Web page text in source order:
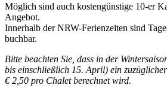
Möglich sind auch kostengünstige 10-er
Angebot.
Innerhalb der NRW-Ferienzeiten sind
buchbar.
Bitte beachten Sie, dass in der
bis einschließlich 15. April) ein
€ 2,50 pro Chalet berechnet wird.